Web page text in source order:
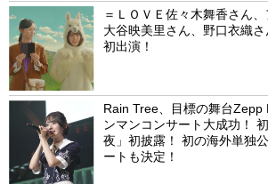
＝ＬＯＶＥ佐々木舞香さん、
大谷映美里さん、野口衣織
初出演！
Rain Tree、目標の舞台Zepp
ンマンコンサート大成功！
夜」初披露！ 初の海外単独
ートも決定！